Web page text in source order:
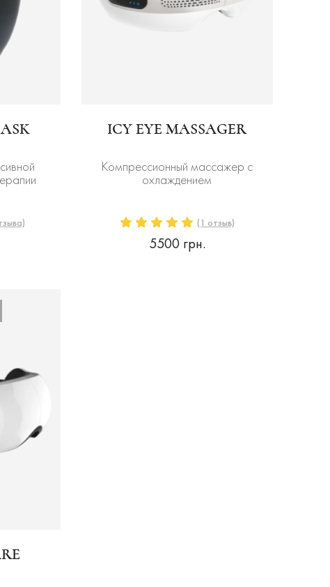
ICY EYE MASSAGER
Компрессионный массажер с
охлаждением
(1 отзыв)
5500 грн.